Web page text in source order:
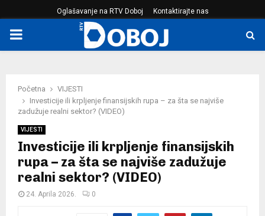
Oglašavanje na RTV Doboj Kontaktirajte nas
PRIMARY
Početna
VIJESTI
Investicije ili krpljenje finansijskih rupa – za šta se najviše
zadužuje realni sektor? (VIDEO)
VIJESTI
Investicije ili krpljenje finansijskih
rupa – za šta se najviše zadužuje
realni sektor? (VIDEO)
24. Aprila 2026. 0